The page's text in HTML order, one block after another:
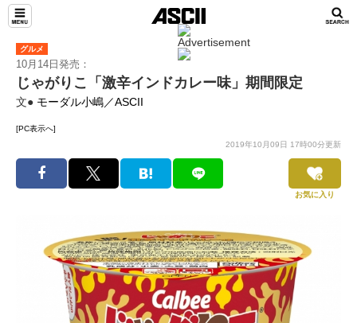
グルメ
10月14日発売：
じゃがりこ「激辛インドカレー味」期間限定
文● モーダル小嶋／ASCII
[PC表示へ]
2019年10月09日 17時00分更新
お気に入り